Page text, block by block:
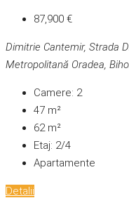
87,900 €
Dimitrie Cantemir, Strada
Metropolitană Oradea,
Camere: 2
47 m²
62m²
Etaj: 2/4
Apartamente
Detalii